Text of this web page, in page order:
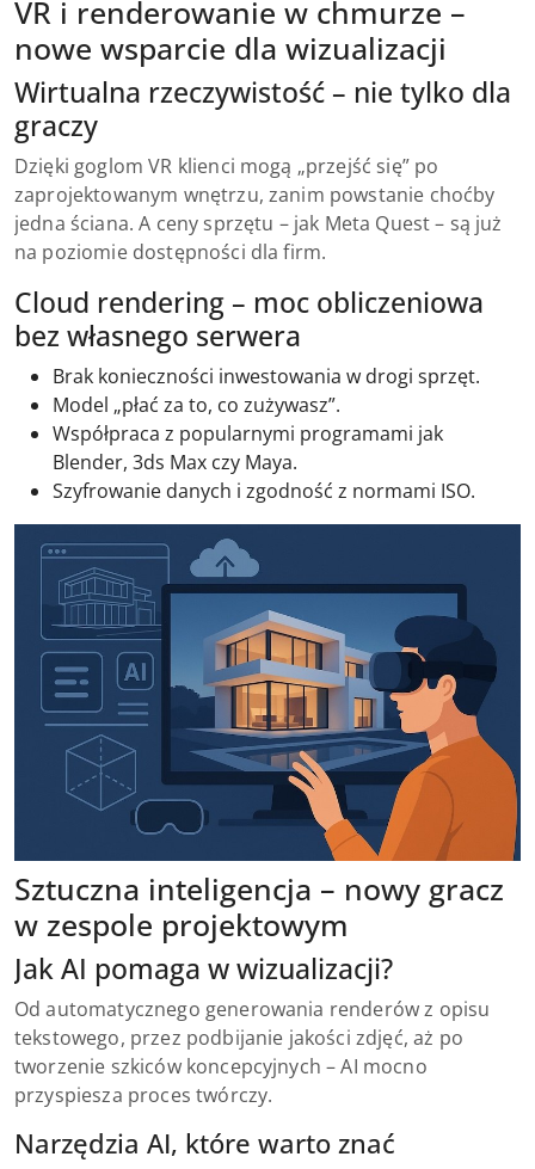
VR i renderowanie w chmurze –
nowe wsparcie dla wizualizacji
Wirtualna rzeczywistość – nie tylko dla
graczy
Dzięki goglom VR klienci mogą „przejść się” po
zaprojektowanym wnętrzu, zanim powstanie choćby
jedna ściana. A ceny sprzętu – jak Meta Quest – są już
na poziomie dostępności dla firm.
Cloud rendering – moc obliczeniowa
bez własnego serwera
Brak konieczności inwestowania w drogi sprzęt.
Model „płać za to, co zużywasz”.
Współpraca z popularnymi programami jak
Blender, 3ds Max czy Maya.
Szyfrowanie danych i zgodność z normami ISO.
Sztuczna inteligencja – nowy gracz
w zespole projektowym
Jak AI pomaga w wizualizacji?
Od automatycznego generowania renderów z opisu
tekstowego, przez podbijanie jakości zdjęć, aż po
tworzenie szkiców koncepcyjnych – AI mocno
przyspiesza proces twórczy.
Narzędzia AI, które warto znać